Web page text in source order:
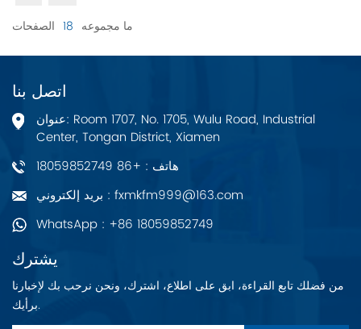
ما مجموعه 18 الصفحات
اتصل بنا
عنوان: Room 1707, No. 1705, Wulu Road, Industrial
Center, Tongan District, Xiamen
هاتف : +86 18059852749
بريد إلكتروني : fxmkfm999@163.com
WhatsApp : +86 18059852749
يشترك
من فضلك تابع القراءة، ابق على اطلاع، اشترك، ونحن نرحب بك لإخبارنا
برأيك.